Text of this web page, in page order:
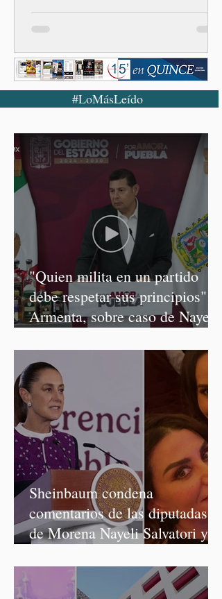
#LoMásLeído
"Quien milita en un partido
debe respetar sus principios":
Armenta, sobre caso de Nayeli
Sheinbaum condena
comentarios de las diputadas
de Morena Nayeli Salvatori y